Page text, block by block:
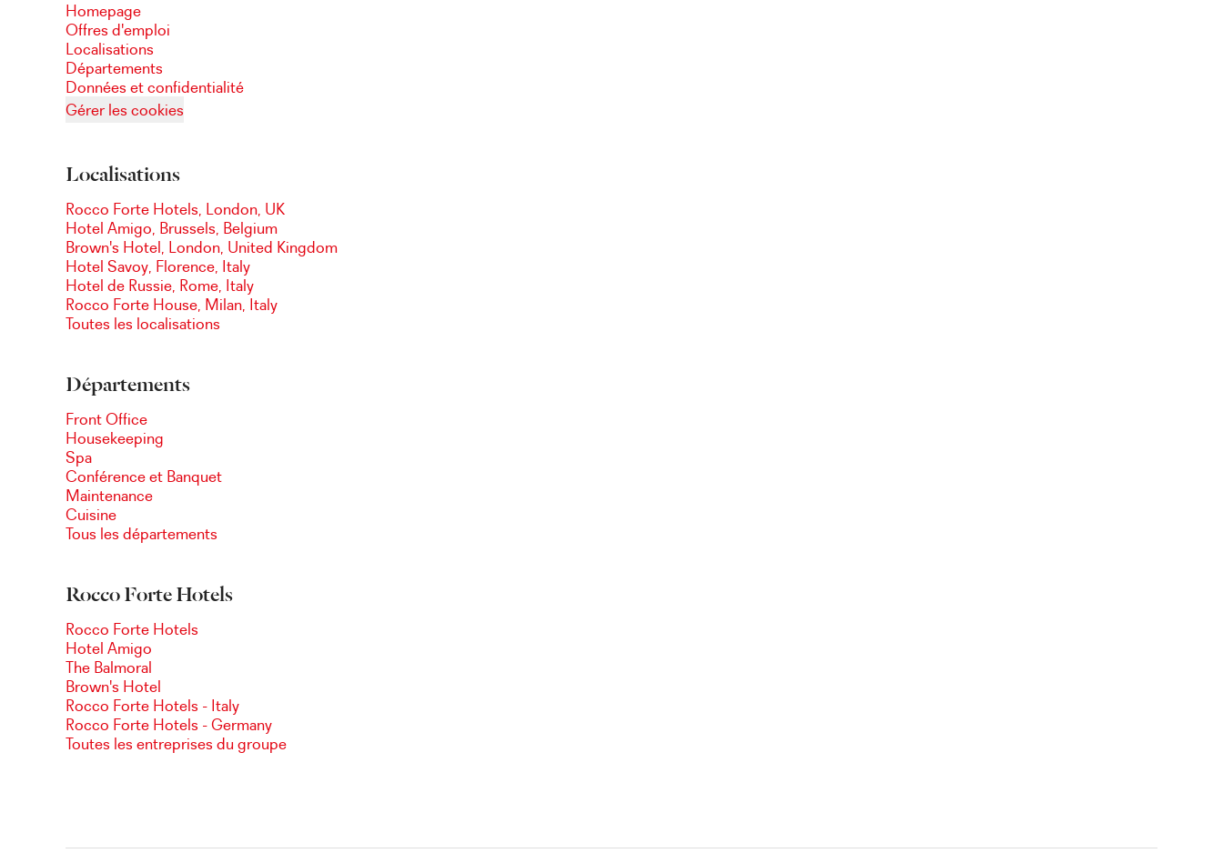
Homepage
Offres d'emploi
Localisations
Départements
Données et confidentialité
Gérer les cookies
Localisations
Rocco Forte Hotels, London, UK
Hotel Amigo, Brussels, Belgium
Brown's Hotel, London, United Kingdom
Hotel Savoy, Florence, Italy
Hotel de Russie, Rome, Italy
Rocco Forte House, Milan, Italy
Toutes les localisations
Départements
Front Office
Housekeeping
Spa
Conférence et Banquet
Maintenance
Cuisine
Tous les départements
Rocco Forte Hotels
Rocco Forte Hotels
Hotel Amigo
The Balmoral
Brown's Hotel
Rocco Forte Hotels - Italy
Rocco Forte Hotels - Germany
Toutes les entreprises du groupe